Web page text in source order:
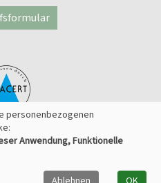
personenbezogenen
Anwendung, Funktionelle